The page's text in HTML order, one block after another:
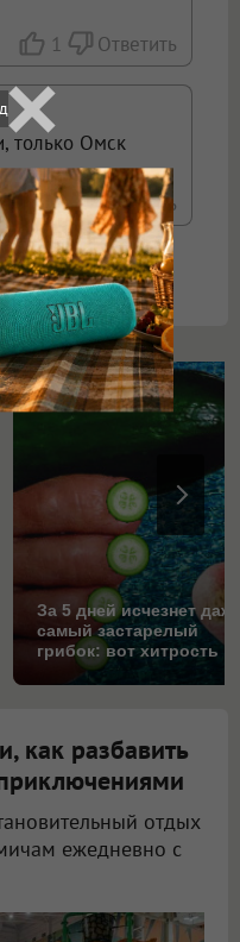
1 Ответить
только Омск
3 Ответить
За 5 дней исчезнет
самый застарелый
грибок: вот хитрость
как разбавить
отдых
ежедневно с